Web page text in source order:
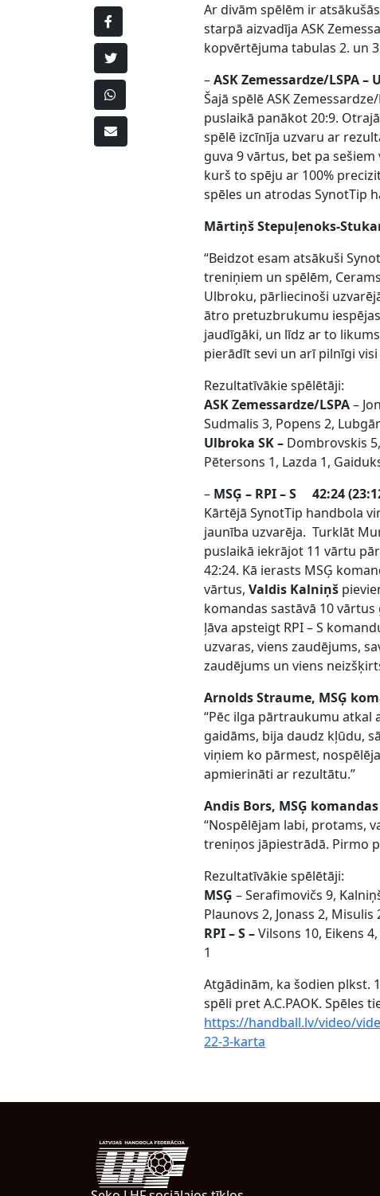
Ar divām spēlēm ir
starpā aizvadīja ASK
kopvērtējuma tabulas 2. un
–ASK Zemessardze/LSPA
Šajā spēlē ASK
puslaikā panākot 20:9.
spēlē izcīnīja uzvaru ar
guva 9 vārtus, bet pa
kurš to spēju ar 100%
spēles un atrodas SynotTip
Mārtiņš Stepuļenoks-
“Beidzot esam atsākuši
treniņiem un spēlēm,
Ulbroku, pārliecinoši
ātro pretuzbrukumu
jaudīgāki, un līdz ar to
pierādīt sevi un arī pilnīgi
Rezultatīvākie spēlētāji:
ASK Zemessardze/LSPA–
Sudmalis 3, Popens 2,
Ulbroka SK – Dombrovskis
Pētersons 1, Lazda 1,
– MSĢ – RPI – S 42:24
Kārtējā SynotTip handbola
jaunība uzvarēja. Turklāt
puslaikā iekrājot 11 vārtu
42:24. Kā ierasts MSĢ
vārtus, Valdis Kalniņš
komandas sastāvā 10 vārtus
ļāva apsteigt RPI – S
uzvaras, viens zaudējums,
zaudējums un viens
Arnolds Straume, MSĢ
“Pēc ilga pārtraukumu atkal
gaidāms, bija daudz kļūdu,
viņiem ko pārmest,
apmierināti ar rezultātu.”
Andis Bors, MSĢ
“Nospēlējam labi, protams,
treniņos jāpiestrādā. Pirmo
Rezultatīvākie spēlētāji:
MSĢ – Serafimovičs 9,
Plaunovs 2, Jonass 2, Misulis
RPI – S –Vilsons 10, Eikens
1
Atgādinām, ka šodien plkst.
spēli pret A.C.PAOK. Spēles
https://handball.lv/video/
22-3-karta